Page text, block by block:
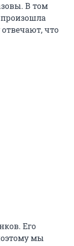
В том
произошла
что
Его
мы